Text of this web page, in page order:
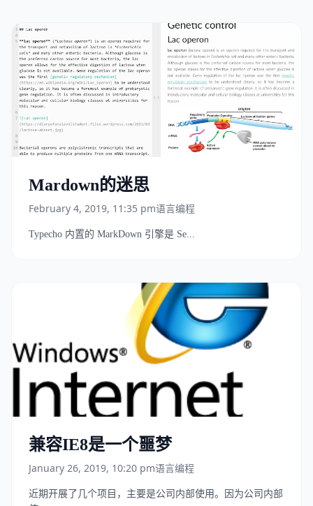
Mardown的迷思
February 4, 2019, 11:35 pm语言编程
Typecho 内置的 MarkDown 引擎是 Se...
兼容IE8是一个噩梦
January 26, 2019, 10:20 pm语言编程
近期开展了几个项目，主要是公司内部使用。因为公司内部